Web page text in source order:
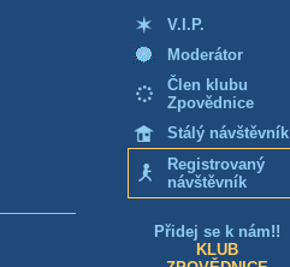
V.I.P.
Moderátor
Člen klubu
Zpovědnice
Stálý návštěvník
Registrovaný
návštěvník
Přidej se k nám!!
KLUB